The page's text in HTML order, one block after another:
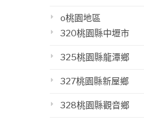
o桃園地區
320桃園縣中壢市
325桃園縣龍潭鄉
327桃園縣新屋鄉
328桃園縣觀音鄉